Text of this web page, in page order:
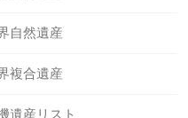
自然遺産
複合遺産
遺産リスト